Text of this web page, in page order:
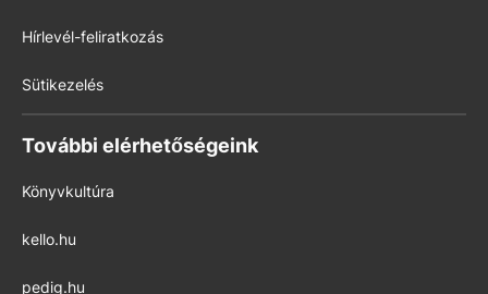
Hírlevél-feliratkozás
Sütikezelés
További elérhetőségeink
Könyvkultúra
kello.hu
pedig.hu